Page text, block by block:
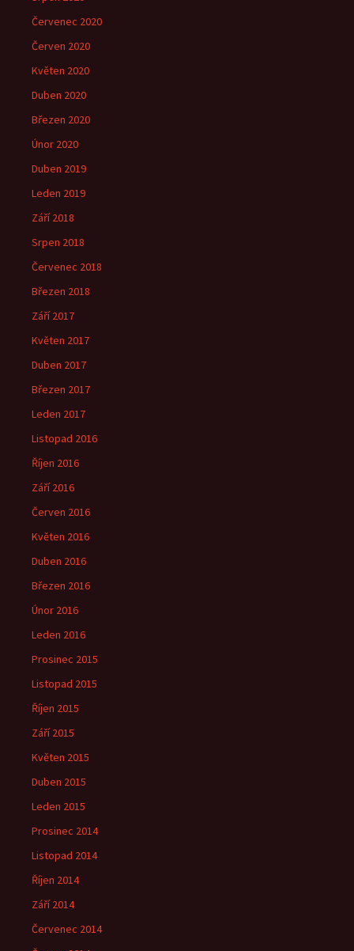
Červenec 2020
Červen 2020
Květen 2020
Duben 2020
Březen 2020
Únor 2020
Duben 2019
Leden 2019
Září 2018
Srpen 2018
Červenec 2018
Březen 2018
Září 2017
Květen 2017
Duben 2017
Březen 2017
Leden 2017
Listopad 2016
Říjen 2016
Září 2016
Červen 2016
Květen 2016
Duben 2016
Březen 2016
Únor 2016
Leden 2016
Prosinec 2015
Listopad 2015
Říjen 2015
Září 2015
Květen 2015
Duben 2015
Leden 2015
Prosinec 2014
Listopad 2014
Říjen 2014
Září 2014
Červenec 2014